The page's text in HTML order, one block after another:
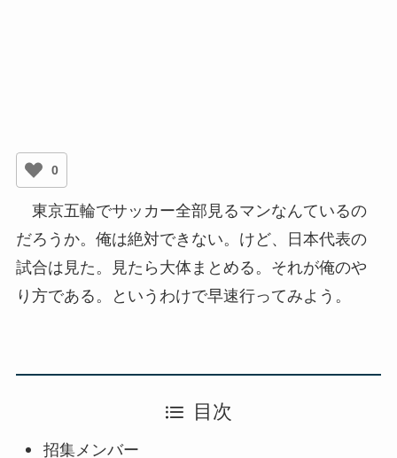
0
東京五輪でサッカー全部見るマンなんているの
だろうか。俺は絶対できない。けど、日本代表の
試合は見た。見たら大体まとめる。それが俺のや
り方である。というわけで早速行ってみよう。
目次
招集メンバー